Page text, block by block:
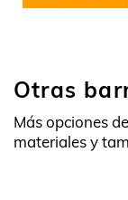
Otras
Más opciones
materiales y